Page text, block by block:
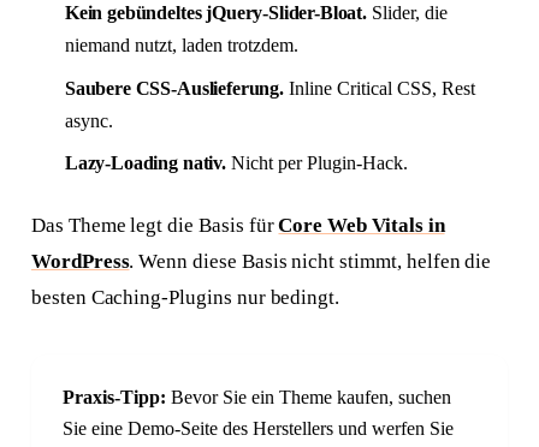
Kein gebündeltes jQuery-Slider-Bloat. Slider, die
niemand nutzt, laden trotzdem.
Saubere CSS-Auslieferung.Inline Critical CSS, Rest
async.
Lazy-Loading nativ.Nicht per Plugin-Hack.
Das Theme legt die Basis fürCore Web Vitals in
WordPress. Wenn diese Basis nicht stimmt, helfen die
besten Caching-Plugins nur bedingt.
Praxis-Tipp: Bevor Sie ein Theme kaufen, suchen
Sie eine Demo-Seite des Herstellers und werfen Sie